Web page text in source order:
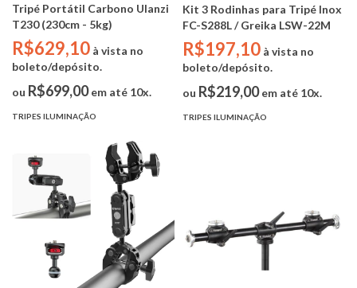
Tripé Portátil Carbono Ulanzi
T230 (230cm - 5kg)
R$629,10 à vista no
boleto/depósito.
ou R$699,00em até 10x.
TRIPES ILUMINAÇÃO
Kit 3 Rodinhas para Tripé Inox
FC-S288L / Greika LSW-22M
R$197,10 à vista no
boleto/depósito.
ou R$219,00em até 10x.
TRIPES ILUMINAÇÃO